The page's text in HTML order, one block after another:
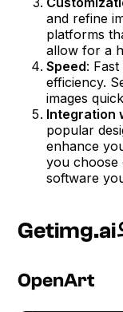
and refine
platforms
allow for a
Speed:
efficiency.
images
Integration
popular
enhance
you choose
software
Getimg.ai
OpenArt